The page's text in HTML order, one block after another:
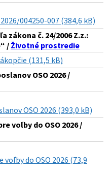
004250-007 (384,6 kB)
zákona č. 24/2006 Z.z.:
/ Životné prostredie
(131,5 kB)
OSO 2026 /
OSO 2026 (393,0 kB)
voľby do OSO 2026 /
voľby do OSO 2026 (73,9